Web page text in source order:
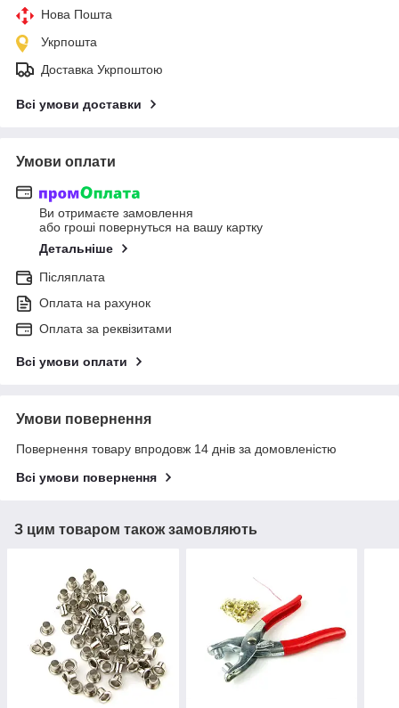
Нова Пошта
Укрпошта
Доставка Укрпоштою
Всі умови доставки
Умови оплати
Ви отримаєте замовлення
або гроші повернуться на вашу картку
Детальніше
Післяплата
Оплата на рахунок
Оплата за реквізитами
Всі умови оплати
Умови повернення
Повернення товару впродовж 14 днів за домовленістю
Всі умови повернення
З цим товаром також замовляють